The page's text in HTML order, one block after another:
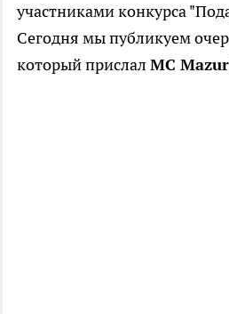
участниками конкурса
Сегодня мы публикуем
который прислал MC